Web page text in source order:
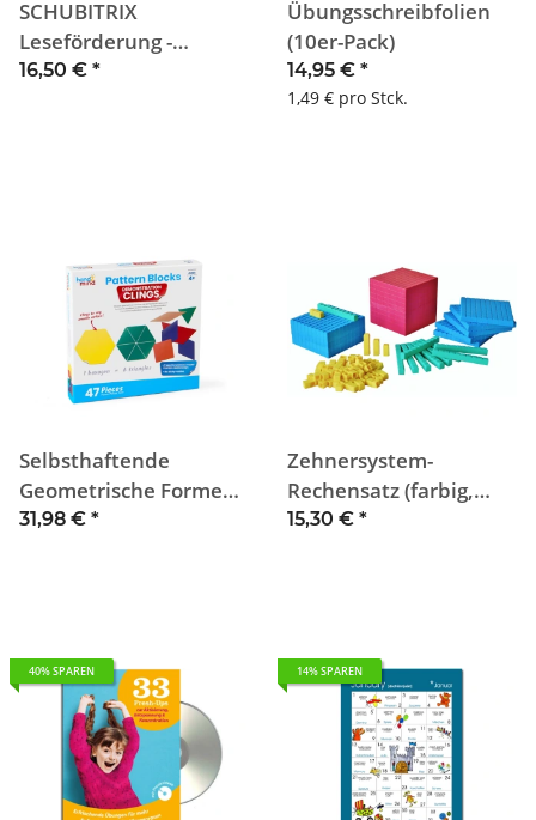
SCHUBITRIX
Leseförderung -
Leseimpulse
16,50 € *
Übungsschreibfolien
(10er-Pack)
14,95 € *
1,49 € pro Stck.
Selbsthaftende
Geometrische Formen
(48-teilig)
31,98 € *
Zehnersystem-
Rechensatz (farbig,
steckbar, 121-teilig)
15,30 € *
40% SPAREN 14% SPAREN